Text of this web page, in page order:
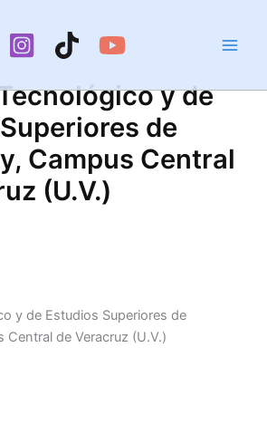
y de
de
Campus Central
(U.V.)
y de Estudios Superiores de
Central de Veracruz (U.V.)